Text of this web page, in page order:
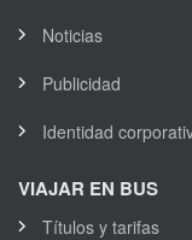
Noticias
Publicidad
Identidad
VIAJAR EN BUS
Títulos y tarifas